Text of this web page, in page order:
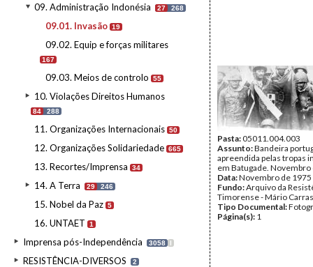
09. Administração Indonésia 27 268
09.01. Invasão 19
09.02. Equip e forças militares
167
09.03. Meios de controlo 55
10. Violações Direitos Humanos
84 288
11. Organizações Internacionais 50
12. Organizações Solidariedade 665
13. Recortes/Imprensa 34
14. A Terra 29 246
15. Nobel da Paz 5
16. UNTAET 1
Imprensa pós-Independência 3058 I
RESISTÊNCIA-DIVERSOS 2
Pasta:05011.004.003
Assunto:Bandeira
apreendida pelas tropas
em Batugade. Novembro
Data:Novembro de 1975
Fundo:Arquivo da
Timorense - Mário
Tipo Documental:
Página(s): 1